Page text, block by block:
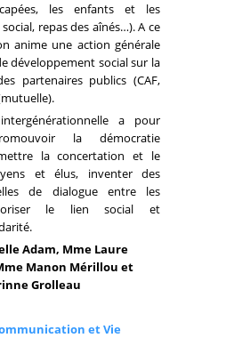
les enfants et les
repas des aînés…). A ce
anime une action générale
développement social sur la
partenaires publics (CAF,
a pour
la démocratie
la concertation et le
et élus, inventer des
de dialogue entre les
le lien social et
Adam, Mme Laure
Manon Mérillou et
Grolleau
et Vie